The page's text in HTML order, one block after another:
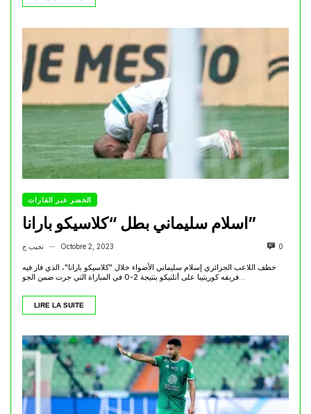
الخضر عبر القارات
اسلام سليماني بطل “كلاسيكو بارانا”
نجيب ج — Octobre 2, 2023 0
خطف اللاعب الجزائري إسلام سليماني الأضواء خلال "كلاسيكو بارانا"، الذي فاز فيه
فريقه كوريتيبا على أتلتيكو بنتيجة 2-0 في المباراة التي جرت ضمن الجو...
LIRE LA SUITE